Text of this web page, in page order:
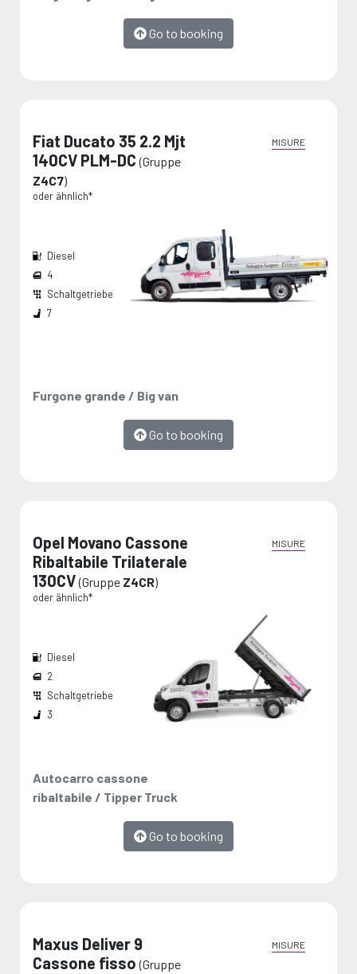
Go to booking
Fiat Ducato 35 2.2 Mjt
140CV PLM-DC(Gruppe
Z4C7)
oder ähnlich*
Furgone grande / Big van
MISURE
Go to booking
Diesel
4
Schaltgetriebe
7
Opel Movano Cassone
Ribaltabile Trilaterale
130CV(Gruppe Z4CR)
oder ähnlich*
Autocarro cassone
ribaltabile / Tipper Truck
MISURE
Go to booking
Diesel
2
Schaltgetriebe
3
Maxus Deliver 9
Cassone fisso(Gruppe
MISURE